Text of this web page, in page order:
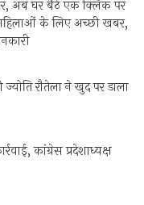
अब घर बैठे एक क्लिक पर
के लिए अच्छी खबर,
रौतेला ने खुद पर डाला
कांग्रेस प्रदेशाध्यक्ष